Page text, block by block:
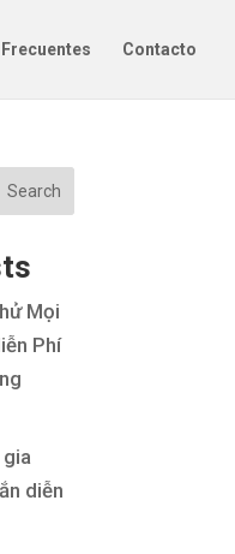
Contacto
Search
Mọi
Phí
diễn